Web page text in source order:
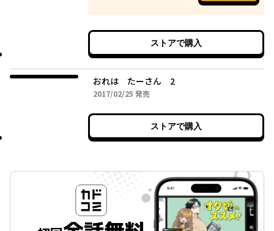
ストアで購入
おれは たーさん 2
2017/02/25 2017年02月25日
発売
ストアで購入